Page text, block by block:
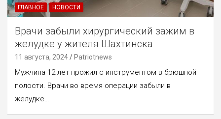
ГЛАВНОЕ НОВОСТИ
Врачи забыли хирургический зажим в
желудке у жителя Шахтинска
11 августа, 2024 Patriotnews
Мужчина 12 лет прожил с инструментом в брюшной
полости. Врачи во время операции забыли в
желудке…